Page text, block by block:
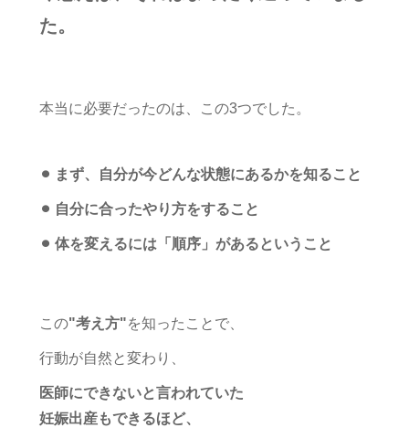
た。
本当に必要だったのは、この3つでした。
⚫︎ まず、自分が今どんな状態にあるかを知ること
⚫︎ 自分に合ったやり方をすること
⚫︎ 体を変えるには「順序」があるということ
この"考え方"を知ったことで、
行動が自然と変わり、
医師にできないと言われていた
妊娠出産もできるほど、